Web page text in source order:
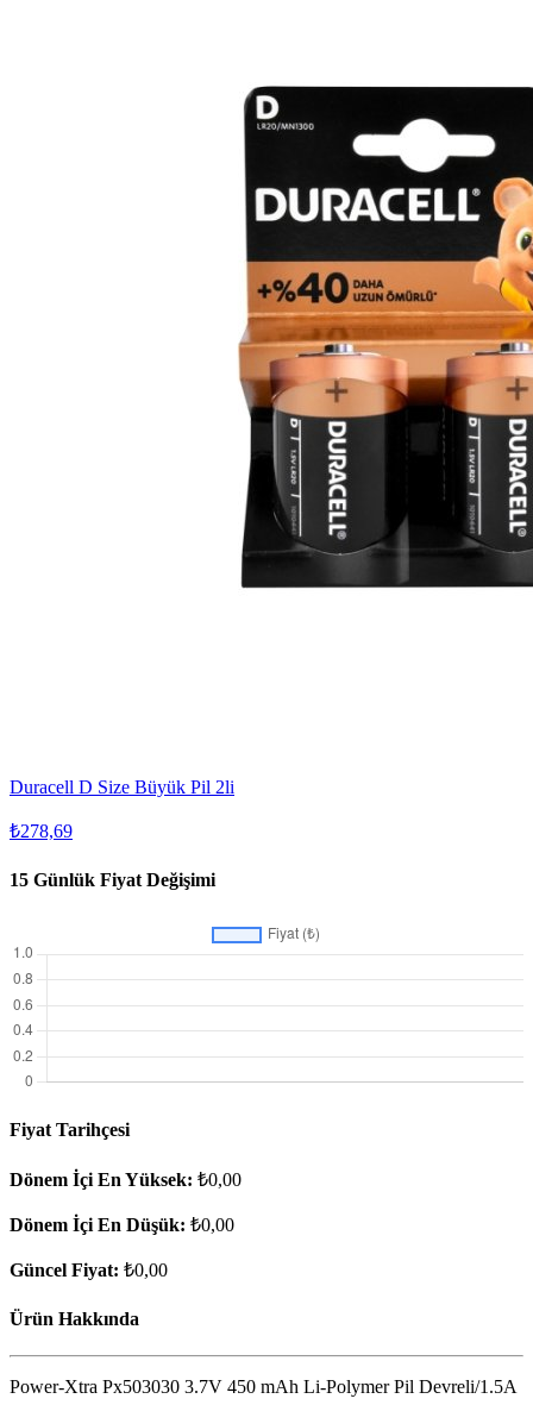
Duracell D Size Büyük Pil 2li
₺278,69
15 Günlük Fiyat Değişimi
Fiyat Tarihçesi
Dönem İçi En Yüksek: ₺0,00
Dönem İçi En Düşük: ₺0,00
Güncel Fiyat: ₺0,00
Ürün Hakkında
Power-Xtra Px503030 3.7V 450 mAh Li-Polymer Pil Devreli/1.5A